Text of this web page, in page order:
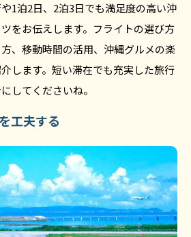
1泊2日、2泊3日でも満足度の高い沖
をお伝えします。フライトの選び方
、移動時間の活用、沖縄グルメの楽
します。短い滞在でも充実した旅行
してくださいね。
工夫する